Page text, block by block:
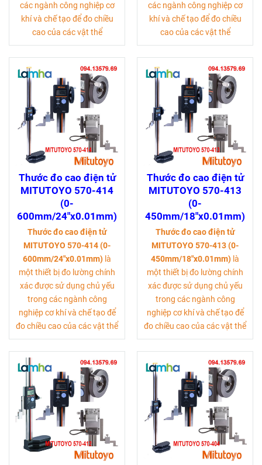
các ngành công nghiệp cơ
khí và chế tạo để đo chiều
cao của các vật thể
các ngành công nghiệp cơ
khí và chế tạo để đo chiều
cao của các vật thể
Thước đo cao điện tử
MITUTOYO 570-414
(0-
600mm/24"x0.01mm)
Thước đo cao điện tử
MITUTOYO 570-414 (0-
600mm/24"x0.01mm) là
một thiết bị đo lường chính
xác được sử dụng chủ yếu
trong các ngành công
nghiệp cơ khí và chế tạo để
đo chiều cao của các vật thể
Thước đo cao điện tử
MITUTOYO 570-413
(0-
450mm/18"x0.01mm)
Thước đo cao điện tử
MITUTOYO 570-413 (0-
450mm/18"x0.01mm) là
một thiết bị đo lường chính
xác được sử dụng chủ yếu
trong các ngành công
nghiệp cơ khí và chế tạo để
đo chiều cao của các vật thể